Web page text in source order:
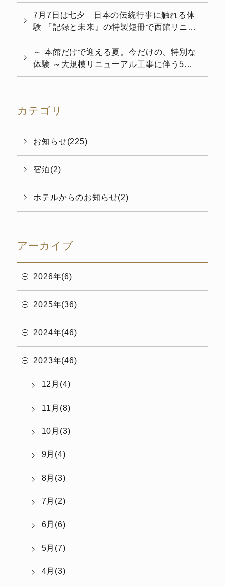
7月7日は七夕 日本の伝統行事に触れる体
験 『記録と未来』の特製短冊で西館リニュ
ーアルを演出 七夕飾りの設置について
～ 本館だけで迎える夏。今だけの、特別な
体験 ～大規模リニューアル工事に伴う5カ
月間の休館を経て、6月4日（木）より本館
カテゴリ
お知らせ(225)
宿泊(2)
ホテルからのお知らせ(2)
アーカイブ
2026年(6)
2025年(36)
2024年(46)
2023年(46)
12月(4)
11月(8)
10月(3)
9月(4)
8月(3)
7月(2)
6月(6)
5月(7)
4月(3)